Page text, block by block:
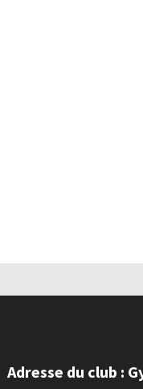
Adresse du club :